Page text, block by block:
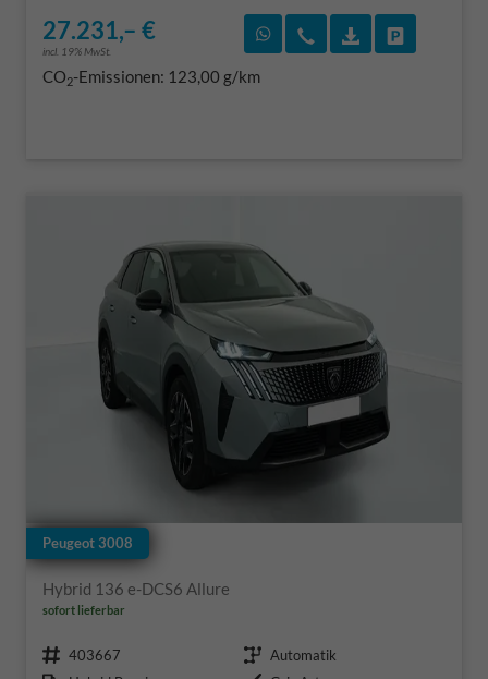
27.231,– €
incl. 19% MwSt.
Rückruf vereinbaren
Wir rufen Sie an
CO2-Emissionen: 123,00 g/km
Peugeot 3008
Hybrid 136 e-DCS6 Allure
sofort lieferbar
Fahrzeugnr. 403667 Getriebe Automatik